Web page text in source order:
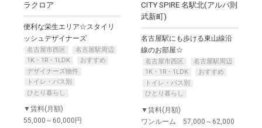
ラクロア
便利な栄生エリア☆スタイリ
ッシュデザイナーズ
名古屋市西区
名古屋駅周辺
1K・1R・1LDK
おすすめ
デザイナーズ物件
トイレ・バス別
ひとり暮らし
▼賃料(月額)
55,000～60,000円
CITY SPIRE 名駅北(アルバ則
武新町)
名古屋駅にも歩ける東山線沿
線のお部屋☆
名古屋市西区
名古屋駅周辺
1K・1R・1LDK
おすすめ
トイレ・バス別
ひとり暮らし
▼賃料(月額)
ワンルーム 57,000～62,000